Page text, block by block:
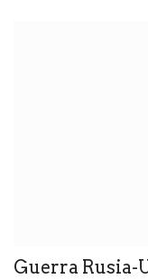
Guerra Rusia-